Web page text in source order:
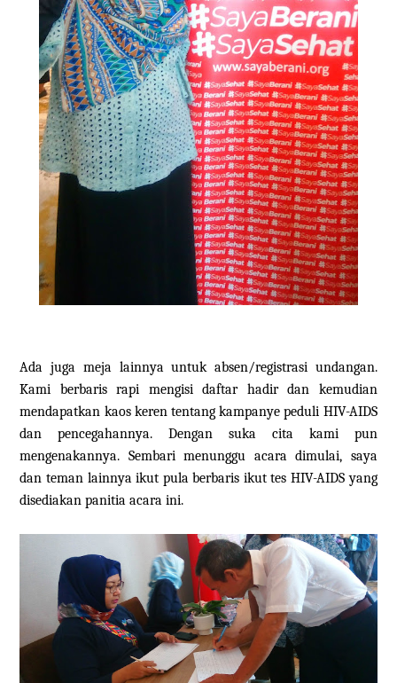
Ada juga meja lainnya untuk absen/registrasi undangan.
Kami berbaris rapi mengisi daftar hadir dan kemudian
mendapatkan kaos keren tentang kampanye peduli HIV-AIDS
dan pencegahannya. Dengan suka cita kami pun
mengenakannya. Sembari menunggu acara dimulai, saya
dan teman lainnya ikut pula berbaris ikut tes HIV-AIDS yang
disediakan panitia acara ini.